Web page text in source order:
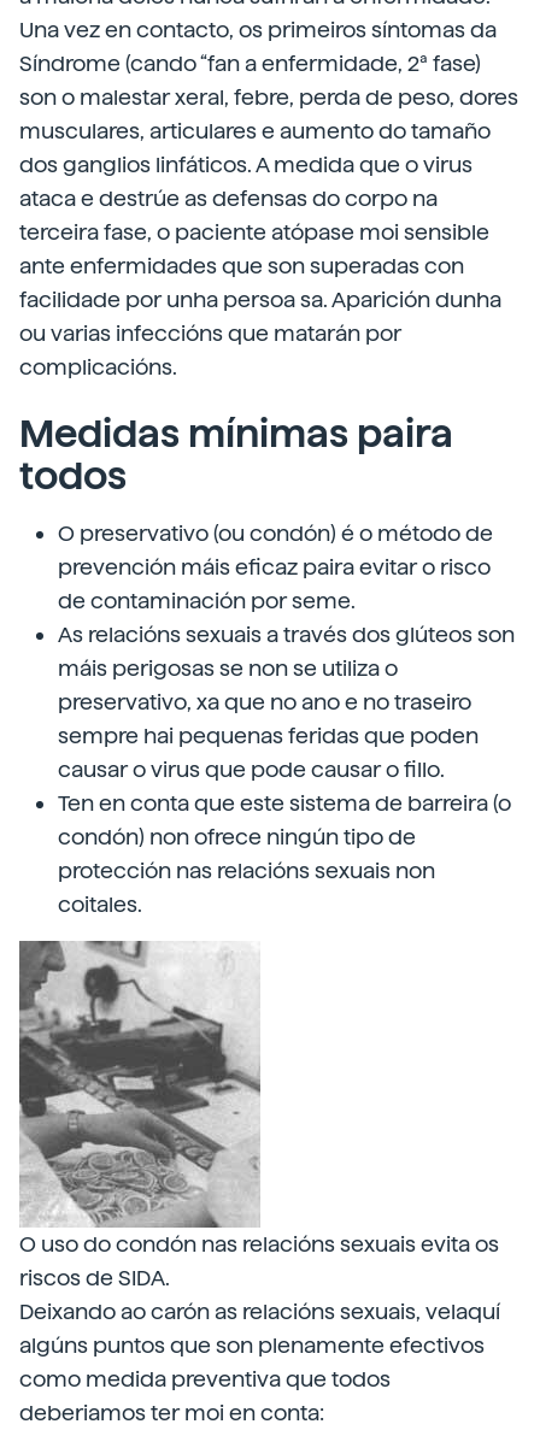
Una vez en contacto, os primeiros síntomas da
Síndrome (cando “fan a enfermidade, 2ª fase)
son o malestar xeral, febre, perda de peso, dores
musculares, articulares e aumento do tamaño
dos ganglios linfáticos. A medida que o virus
ataca e destrúe as defensas do corpo na
terceira fase, o paciente atópase moi sensible
ante enfermidades que son superadas con
facilidade por unha persoa sa. Aparición dunha
ou varias infeccións que matarán por
complicacións.
Medidas mínimas paira
todos
O preservativo (ou condón) é o método de
prevención máis eficaz paira evitar o risco
de contaminación por seme.
As relacións sexuais a través dos glúteos son
máis perigosas se non se utiliza o
preservativo, xa que no ano e no traseiro
sempre hai pequenas feridas que poden
causar o virus que pode causar o fillo.
Ten en conta que este sistema de barreira (o
condón) non ofrece ningún tipo de
protección nas relacións sexuais non
coitales.
O uso do condón nas relacións sexuais evita os
riscos de SIDA.
Deixando ao carón as relacións sexuais, velaquí
algúns puntos que son plenamente efectivos
como medida preventiva que todos
deberiamos ter moi en conta: